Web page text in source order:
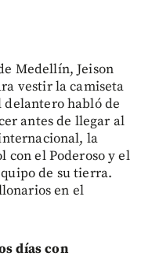
Medellín, Jeison
vestir la camiseta
habló de
antes de llegar al
la
con el Poderoso y el
de su tierra.
en el
días con